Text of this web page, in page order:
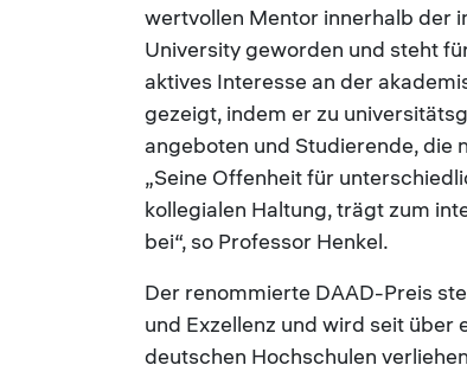
wertvollen Mentor innerhalb der
University geworden und steht
aktives Interesse an der
gezeigt, indem er zu
angeboten und Studierende, die
„Seine Offenheit für
kollegialen Haltung, trägt zum
bei“, so Professor Henkel.
Der renommierte DAAD-Preis
und Exzellenz und wird seit über
deutschen Hochschulen